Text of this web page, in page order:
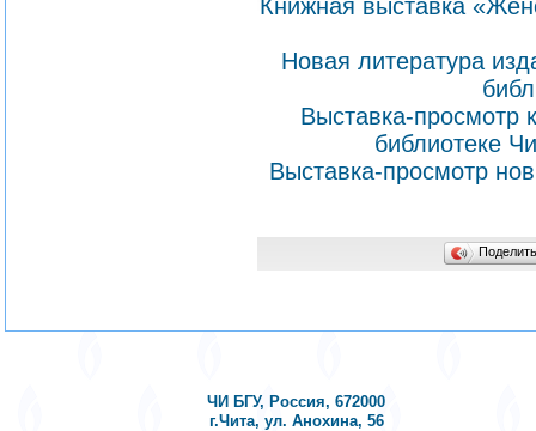
Книжная выставка
Новая литература
Выставка-просмотр
библиотеке
Выставка-просмотр
ЧИ БГУ, Россия, 672000
г.Чита, ул. Анохина, 56